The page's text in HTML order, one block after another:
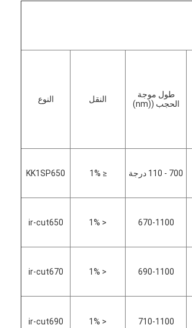
طول موجة
الحجب ((nm)
النقل النوع
700 - 110 درجة ≤ 1%
KK1SP650
670-1100
< 1%
ir-cut650
690-1100
< 1%
ir-cut670
710-1100
< 1%
ir-cut690